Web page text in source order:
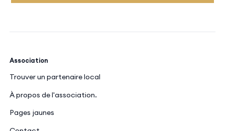
Association
Trouver un partenaire local
À propos de l'association.
Pages jaunes